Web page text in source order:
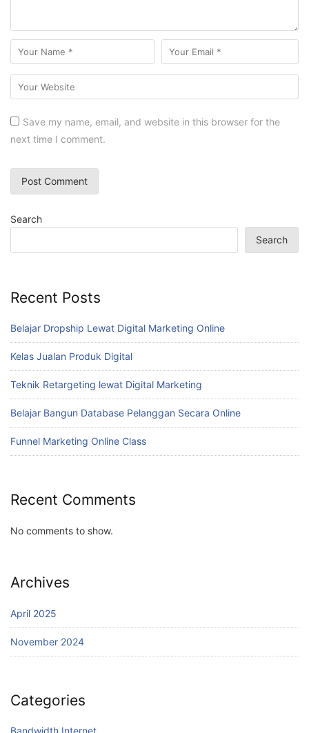
Save my name, email, and website in this browser for the
next time I comment.
Search
Search
Recent Posts
Belajar Dropship Lewat Digital Marketing Online
Kelas Jualan Produk Digital
Teknik Retargeting lewat Digital Marketing
Belajar Bangun Database Pelanggan Secara Online
Funnel Marketing Online Class
Recent Comments
No comments to show.
Archives
April 2025
November 2024
Categories